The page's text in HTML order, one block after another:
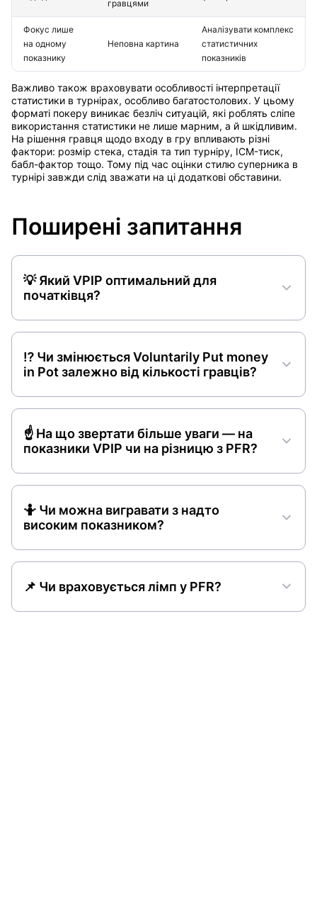
гравцями
Фокус лише
на одному
показнику
Неповна картина
Аналізувати комплекс
статистичних
показників
Важливо також враховувати особливості інтерпретації
статистики в турнірах, особливо багатостолових. У цьому
форматі покеру виникає безліч ситуацій, які роблять сліпе
використання статистики не лише марним, а й шкідливим.
На рішення гравця щодо входу в гру впливають різні
фактори: розмір стека, стадія та тип турніру, ICM-тиск,
бабл-фактор тощо. Тому під час оцінки стилю суперника в
турнірі завжди слід зважати на ці додаткові обставини.
Поширені запитання
💡 Який VPIP оптимальний для
початківця?
⁉️ Чи змінюється Voluntarily Put money
in Pot залежно від кількості гравців?
☝️ На що звертати більше уваги — на
показники VPIP чи на різницю з PFR?
🤷 Чи можна вигравати з надто
високим показником?
📌 Чи враховується лімп у PFR?